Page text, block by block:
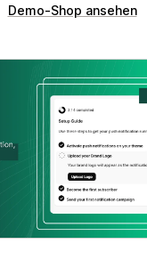
Demo-Shop ansehen